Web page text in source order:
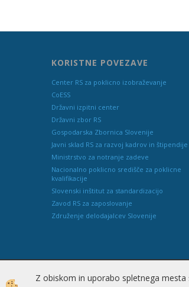
KORISTNE POVEZAVE
Center RS za poklicno izobraževanje
CoESS
Državni izpitni center
Državni zbor RS
Gospodarska Zbornica Slovenije
Javni sklad RS za razvoj kadrov in štipendije
Ministrstvo za notranje zadeve
Nacionalno poklicno središče za poklicne
kvalifikacije
Slovenski inštitut za standardizacijo
Zavod RS za zaposlovanje
Združenje delodajalcev Slovenije
Z obiskom in uporabo spletnega